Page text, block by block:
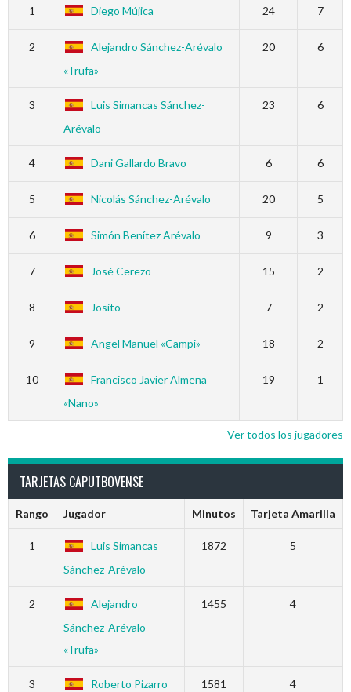
1 Diego Mújica 24 7
2
Alejandro Sánchez-Arévalo
«Trufa»
20 6
3
Luis Simancas Sánchez-
Arévalo
23 6
4 Dani Gallardo Bravo 6 6
5 Nicolás Sánchez-Arévalo 20 5
6 Simón Benítez Arévalo 9 3
7 José Cerezo 15 2
8 Josito 7 2
9 Angel Manuel «Campi» 18 2
10
Francisco Javier Almena
«Nano»
19 1
Ver todos los jugadores
TARJETAS CAPUTBOVENSE
Rango Jugador Minutos Tarjeta Amarilla
1
Luis Simancas
Sánchez-Arévalo
1872 5
2
Alejandro
Sánchez-Arévalo
«Trufa»
1455 4
3 Roberto Pizarro 1581 4